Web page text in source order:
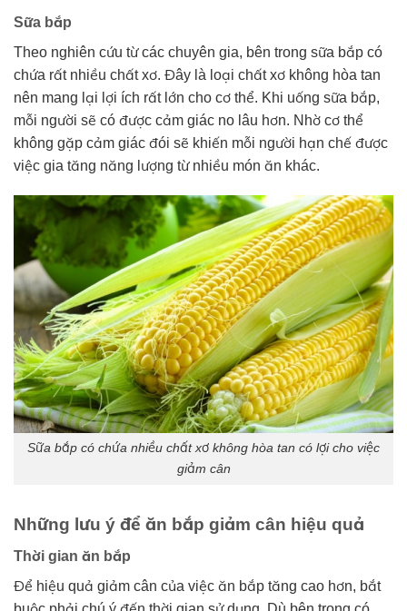
Sữa bắp
Theo nghiên cứu từ các chuyên gia, bên trong sữa bắp có
chứa rất nhiều chất xơ. Đây là loại chất xơ không hòa tan
nên mang lại lợi ích rất lớn cho cơ thể. Khi uống sữa bắp,
mỗi người sẽ có được cảm giác no lâu hơn. Nhờ cơ thể
không gặp cảm giác đói sẽ khiến mỗi người hạn chế được
việc gia tăng năng lượng từ nhiều món ăn khác.
Sữa bắp có chứa nhiều chất xơ không hòa tan có lợi cho việc
giảm cân
Những lưu ý để ăn bắp giảm cân hiệu quả
Thời gian ăn bắp
Để hiệu quả giảm cân của việc ăn bắp tăng cao hơn, bắt